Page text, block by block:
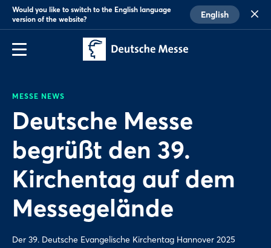
Would you like to switch to the English language
version of the website?
English
MESSE NEWS
Deutsche Messe
begrüßt den 39.
Kirchentag auf dem
Messegelände
Der 39. Deutsche Evangelische Kirchentag Hannover 2025